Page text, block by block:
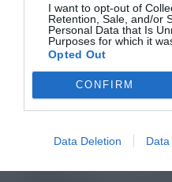
I want to opt-out of
Retention, Sale, and/or
Personal Data that Is
Purposes for which it
Opted Out
CONFIRM
Data Deletion Data